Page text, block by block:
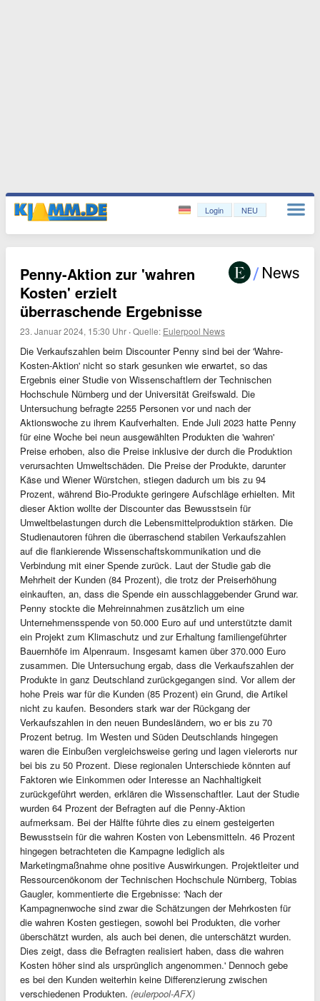
Login NEU
Penny-Aktion zur 'wahren
Kosten' erzielt
überraschende Ergebnisse
23. Januar 2024, 15:30 Uhr ·Quelle: Eulerpool News
Die Verkaufszahlen beim Discounter Penny sind bei der 'Wahre-
Kosten-Aktion' nicht so stark gesunken wie erwartet, so das
Ergebnis einer Studie von Wissenschaftlern der Technischen
Hochschule Nürnberg und der Universität Greifswald. Die
Untersuchung befragte 2255 Personen vor und nach der
Aktionswoche zu ihrem Kaufverhalten. Ende Juli 2023 hatte Penny
für eine Woche bei neun ausgewählten Produkten die 'wahren'
Preise erhoben, also die Preise inklusive der durch die Produktion
verursachten Umweltschäden. Die Preise der Produkte, darunter
Käse und Wiener Würstchen, stiegen dadurch um bis zu 94
Prozent, während Bio-Produkte geringere Aufschläge erhielten. Mit
dieser Aktion wollte der Discounter das Bewusstsein für
Umweltbelastungen durch die Lebensmittelproduktion stärken. Die
Studienautoren führen die überraschend stabilen Verkaufszahlen
auf die flankierende Wissenschaftskommunikation und die
Verbindung mit einer Spende zurück. Laut der Studie gab die
Mehrheit der Kunden (84 Prozent), die trotz der Preiserhöhung
einkauften, an, dass die Spende ein ausschlaggebender Grund war.
Penny stockte die Mehreinnahmen zusätzlich um eine
Unternehmensspende von 50.000 Euro auf und unterstützte damit
ein Projekt zum Klimaschutz und zur Erhaltung familiengeführter
Bauernhöfe im Alpenraum. Insgesamt kamen über 370.000 Euro
zusammen. Die Untersuchung ergab, dass die Verkaufszahlen der
Produkte in ganz Deutschland zurückgegangen sind. Vor allem der
hohe Preis war für die Kunden (85 Prozent) ein Grund, die Artikel
nicht zu kaufen. Besonders stark war der Rückgang der
Verkaufszahlen in den neuen Bundesländern, wo er bis zu 70
Prozent betrug. Im Westen und Süden Deutschlands hingegen
waren die Einbußen vergleichsweise gering und lagen vielerorts nur
bei bis zu 50 Prozent. Diese regionalen Unterschiede könnten auf
Faktoren wie Einkommen oder Interesse an Nachhaltigkeit
zurückgeführt werden, erklären die Wissenschaftler. Laut der Studie
wurden 64 Prozent der Befragten auf die Penny-Aktion
aufmerksam. Bei der Hälfte führte dies zu einem gesteigerten
Bewusstsein für die wahren Kosten von Lebensmitteln. 46 Prozent
hingegen betrachteten die Kampagne lediglich als
Marketingmaßnahme ohne positive Auswirkungen. Projektleiter und
Ressourcenökonom der Technischen Hochschule Nürnberg, Tobias
Gaugler, kommentierte die Ergebnisse: 'Nach der
Kampagnenwoche sind zwar die Schätzungen der Mehrkosten für
die wahren Kosten gestiegen, sowohl bei Produkten, die vorher
überschätzt wurden, als auch bei denen, die unterschätzt wurden.
Dies zeigt, dass die Befragten realisiert haben, dass die wahren
Kosten höher sind als ursprünglich angenommen.' Dennoch gebe
es bei den Kunden weiterhin keine Differenzierung zwischen
verschiedenen Produkten. (eulerpool-AFX)